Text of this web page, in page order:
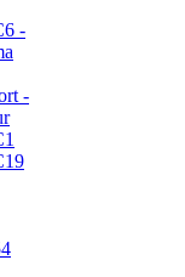
-
-